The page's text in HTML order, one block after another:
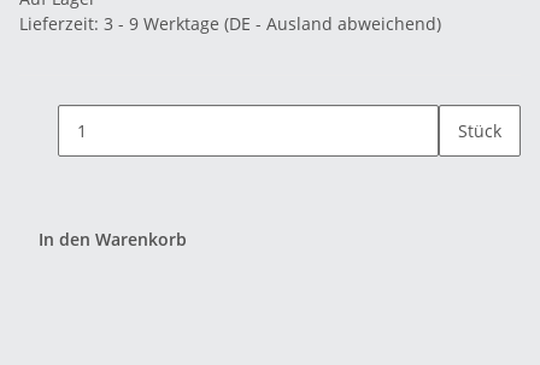
Lieferzeit: 3 - 9 Werktage (DE - Ausland abweichend)
Stück
In den Warenkorb